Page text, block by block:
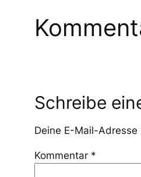
Schreibe
Deine E-Mail-
Kommentar *